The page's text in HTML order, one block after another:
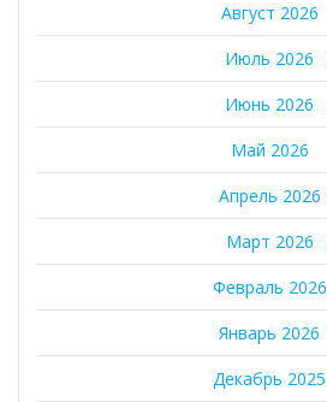
Август 2026
Июль 2026
Июнь 2026
Май 2026
Апрель 2026
Март 2026
Февраль 2026
Январь 2026
Декабрь 2025